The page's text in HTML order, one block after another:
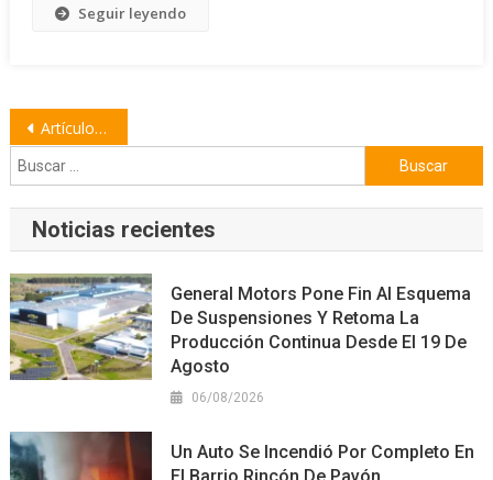
Seguir leyendo
Navegación
de
entradas
Artículos antiguos
Buscar:
Noticias recientes
General Motors Pone Fin Al Esquema
De Suspensiones Y Retoma La
Producción Continua Desde El 19 De
Agosto
06/08/2026
Un Auto Se Incendió Por Completo En